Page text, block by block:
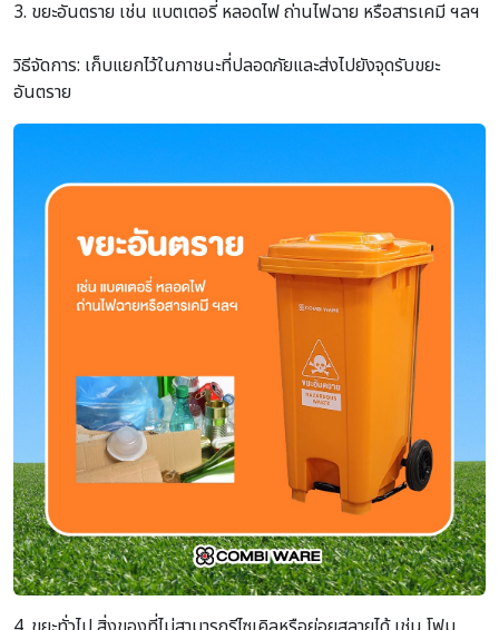
3. ขยะอันตราย เช่น แบตเตอรี่ หลอดไฟ ถ่านไฟฉาย หรือสารเคมี ฯลฯ
วิธีจัดการ: เก็บแยกไว้ในภาชนะที่ปลอดภัยและส่งไปยังจุดรับขยะ
อันตราย